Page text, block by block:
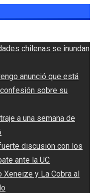
chilenas se inundan
anunció que está
sobre su
a una semana de
discusión con los
ante la UC
Xeneize y La Cobra al